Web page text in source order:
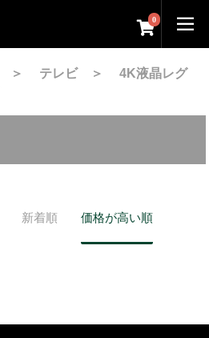
0
＞ テレビ＞ 4K液晶レグ
新着順 価格が高い順